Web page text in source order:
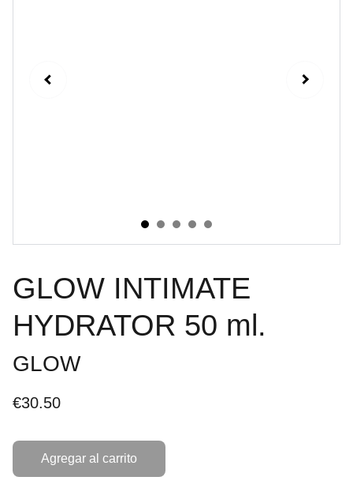
GLOW INTIMATE
HYDRATOR 50 ml.
GLOW
€30.50
Agregar al carrito